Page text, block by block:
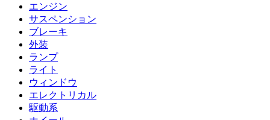
エンジン
サスペンション
ブレーキ
外装
ランプ
ライト
ウィンドウ
エレクトリカル
駆動系